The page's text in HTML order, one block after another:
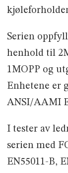
Serien
henhold til
1MOPP og
Enhetene er
ANSI/AAMI
I tester av
serien med
EN55011-B,